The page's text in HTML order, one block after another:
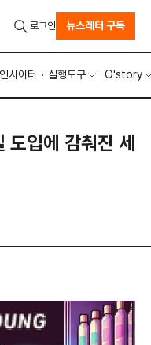
인사이터 실행도구 O'story
로그인 뉴스레터 구독
도입에 감춰진 세